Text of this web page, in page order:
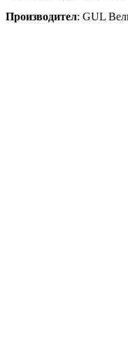
Производител: GUL